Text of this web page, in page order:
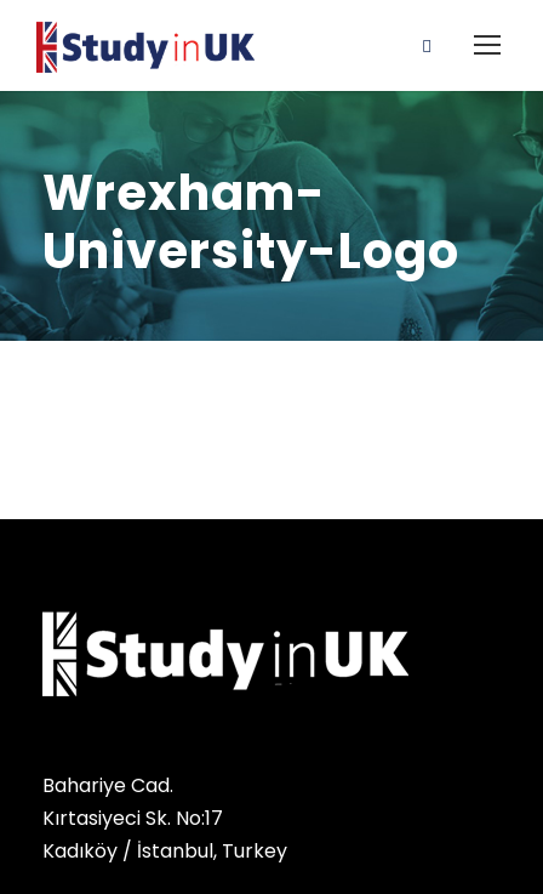
Wrexham-
University-Logo
Bahariye Cad.
Kırtasiyeci Sk. No:17
Kadıköy / İstanbul, Turkey